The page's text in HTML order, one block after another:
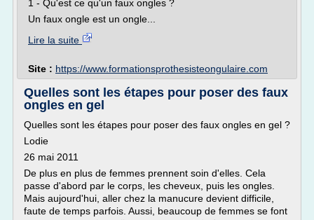
1 - Qu'est ce qu'un faux ongles ?
Un faux ongle est un ongle...
Lire la suite
Site : https://www.formationsprothesisteongulaire.com
Quelles sont les étapes pour poser des faux
ongles en gel
Quelles sont les étapes pour poser des faux ongles en gel ?
Lodie
26 mai 2011
De plus en plus de femmes prennent soin d'elles. Cela
passe d'abord par le corps, les cheveux, puis les ongles.
Mais aujourd'hui, aller chez la manucure devient difficile,
faute de temps parfois. Aussi, beaucoup de femmes se font